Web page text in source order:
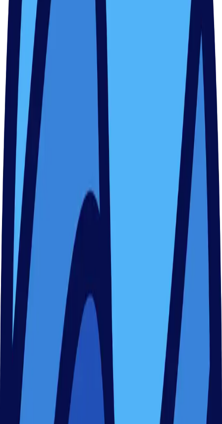
Termin(e) auswählen
Danach suchst du dir die Kurs-Termine aus, die deinen
Wünschen entsprechen.